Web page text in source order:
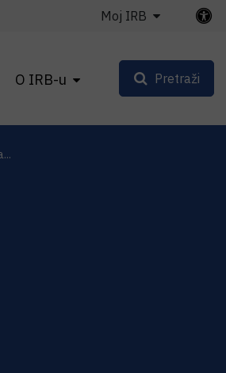
O IRB-u
Moj IRB
Pretraži